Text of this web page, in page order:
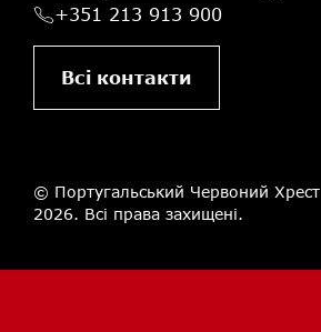
+351 213 913 900
Всі контакти
© Португальський Червоний Хрест
2026. Всі права захищені.